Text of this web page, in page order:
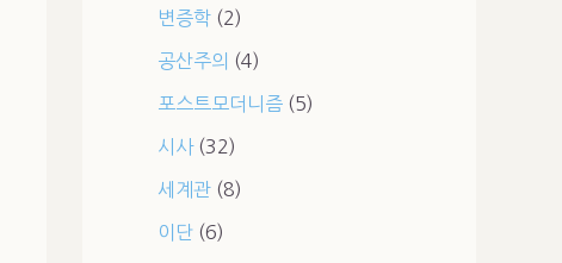
변증학(2)
공산주의 (4)
포스트모더니즘(5)
시사(32)
세계관(8)
이단(6)